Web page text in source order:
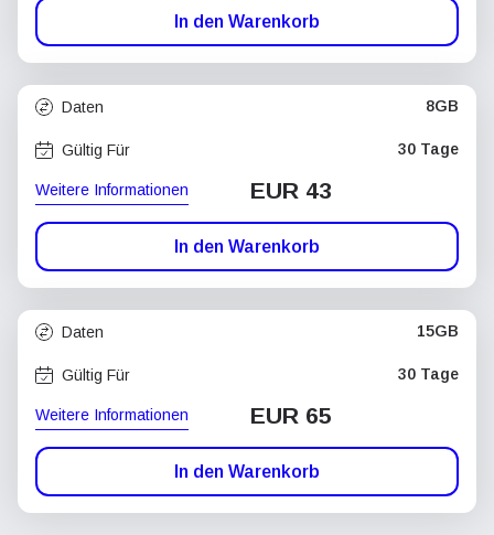
In den Warenkorb
Daten 8GB
Gültig Für 30 Tage
Weitere Informationen EUR 43
In den Warenkorb
Daten 15GB
Gültig Für 30 Tage
Weitere Informationen EUR 65
In den Warenkorb